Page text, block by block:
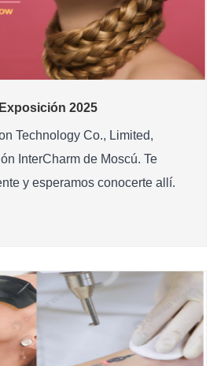
2025
Technology Co., Limited,
InterCharm de Moscú. Te
y esperamos conocerte allí.